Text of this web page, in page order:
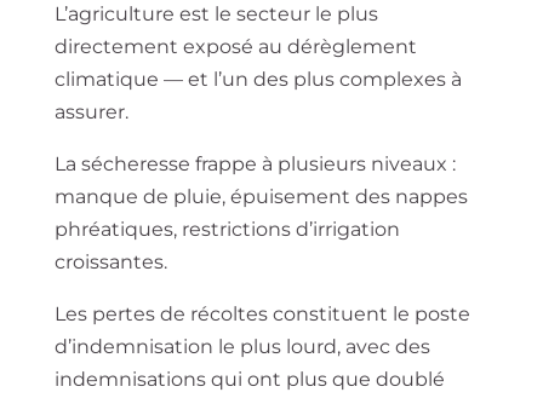
L’agriculture est le secteur le plus
directement exposé au dérèglement
climatique — et l’un des plus complexes à
assurer.
La sécheresse frappe à plusieurs niveaux :
manque de pluie, épuisement des nappes
phréatiques, restrictions d’irrigation
croissantes.
Les pertes de récoltes constituent le poste
d’indemnisation le plus lourd, avec des
indemnisations qui ont plus que doublé